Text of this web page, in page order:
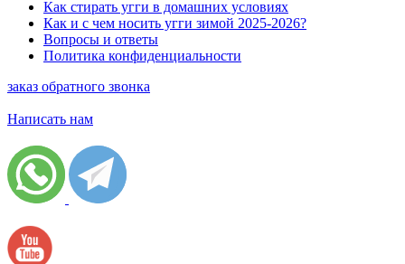
Как стирать угги в домашних условиях
Как и с чем носить угги зимой 2025-2026?
Вопросы и ответы
Политика конфиденциальности
заказ обратного звонка
Написать нам